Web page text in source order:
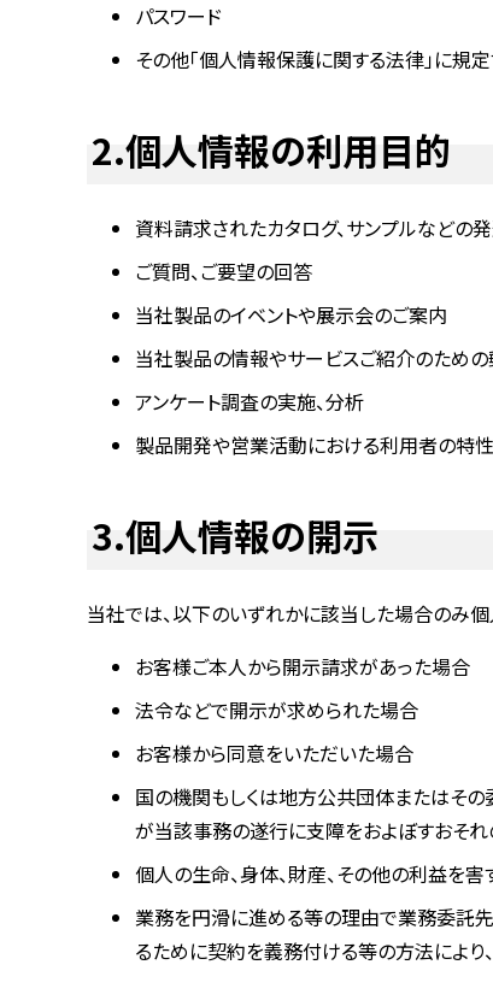
パスワード
その他「個人情報保護に関する法律」に規
2.個人情報の利用目的
資料請求されたカタログ、サンプルなどの
ご質問、ご要望の回答
当社製品のイベントや展示会のご案内
当社製品の情報やサービスご紹介のため
アンケート調査の実施、分析
製品開発や営業活動における利用者の特性
3.個人情報の開示
当社では、以下のいずれかに該当した場合のみ個
お客様ご本人から開示請求があった場合
法令などで開示が求められた場合
お客様から同意をいただいた場合
国の機関もしくは地方公共団体またはそ
が当該事務の遂行に支障をおよぼすおそ
個人の生命、身体、財産、その他の利益を
業務を円滑に進める等の理由で業務委託
るために契約を義務付ける等の方法により